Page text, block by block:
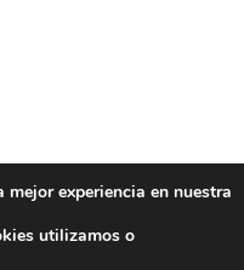
experiencia en nuestra
utilizamos o